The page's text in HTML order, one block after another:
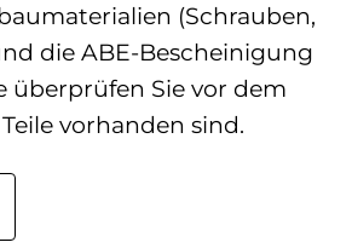
(Schrauben,
die ABE-Bescheinigung
überprüfen Sie vor dem
vorhanden sind.